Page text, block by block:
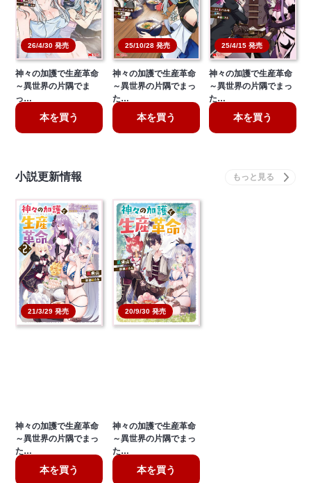
26/4/30 発売
神々の加護で生産革命
～異世界の片隅でま
っ…
本を買う
25/10/28 発売
神々の加護で生産革命
～異世界の片隅でまっ
た…
本を買う
25/4/15 発売
神々の加護で生産革命
～異世界の片隅でまっ
た…
本を買う
小説更新情報
21/3/29 発売
神々の加護で生産革命
～異世界の片隅でまっ
た…
本を買う
20/9/30 発売
神々の加護で生産革命
～異世界の片隅でまっ
た…
本を買う